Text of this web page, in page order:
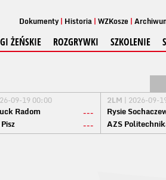
Dokumenty Historia WZKosze
ŻEŃSKIE ROZGRYWKI SZKOLENIE
09-19 00:00
Radom
---
---
2LM | 2026-09-
Rysie
AZS